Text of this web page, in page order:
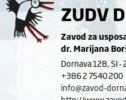
ZUDV
Zavod za
dr. Marijana
Dornava 128, SI -
+386 2 7540 200
info@zavod-